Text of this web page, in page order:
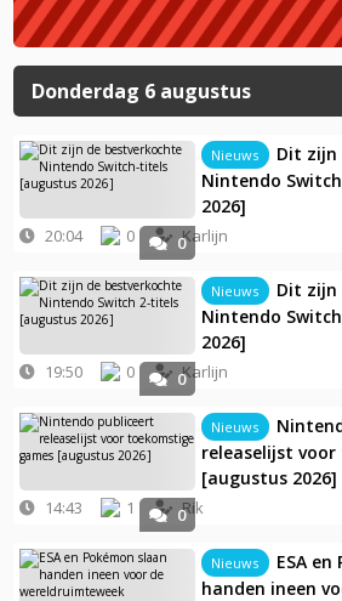
Donderdag 6 augustus
0
Nieuws
Dit zijn
Nintendo
2026]
20:04 0 Karlijn
0
Nieuws
Dit zijn
Nintendo
2026]
19:50 0 Karlijn
0
Nieuws
releaselijst
[augustus 2026]
14:43 1 Rik
Nieuws
ESA
handen ineen